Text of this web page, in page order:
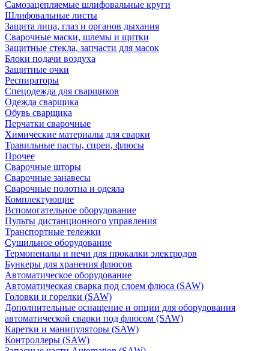
Самозацепляемые шлифовальные круги
Шлифовальные листы
Защита лица, глаз и органов дыхания
Сварочные маски, шлемы и щитки
Защитные стекла, запчасти для масок
Блоки подачи воздуха
Защитные очки
Респираторы
Спецодежда для сварщиков
Одежда сварщика
Обувь сварщика
Перчатки сварочные
Химические материалы для сварки
Травильные пасты, спреи, флюсы
Прочее
Сварочные шторы
Сварочные занавесы
Сварочные полотна и одеяла
Комплектующие
Вспомогательное оборудование
Пульты дистанционного управления
Транспортные тележки
Сушильное оборудование
Термопеналы и печи для прокалки электродов
Бункеры для хранения флюсов
Автоматическое оборудование
Автоматическая сварка под слоем флюса (SAW)
Головки и горелки (SAW)
Дополнительные оснащение и опции для оборудования
автоматической сварки под флюсом (SAW)
Каретки и манипуляторы (SAW)
Контроллеры (SAW)